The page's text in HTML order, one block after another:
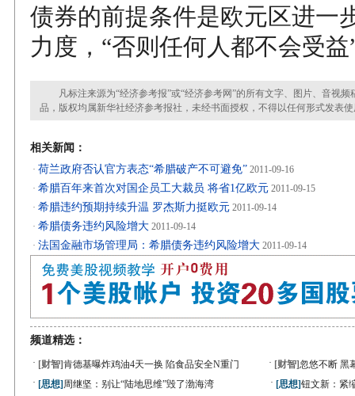
债券的前提条件是欧元区进一
力度，“否则任何人都不会受益
凡标注来源为“经济参考报”或“经济参考网”的所有文字、图片、音视频
品，版权均属新华社经济参考报社，未经书面授权，不得以任何形式发表
相关新闻：
· 荷兰政府否认官方表态“希腊破产不可避免” 2011-09-16
· 希腊百年来首次对国企员工大裁员 将省1亿欧元 2011-09-15
· 希腊违约预期持续升温 罗杰斯力挺欧元 2011-09-14
· 希腊债务违约风险增大 2011-09-14
· 法国金融市场管理局：希腊债务违约风险增大 2011-09-14
频道精选：
· [财智]肯德基曝炸鸡油4天一换 陷食品安全N重门 · [财智]忽悠不断 黑
· [思想] 周继坚：别让“陆地思维”毁了渤海湾 · [思想]钮文新：紧